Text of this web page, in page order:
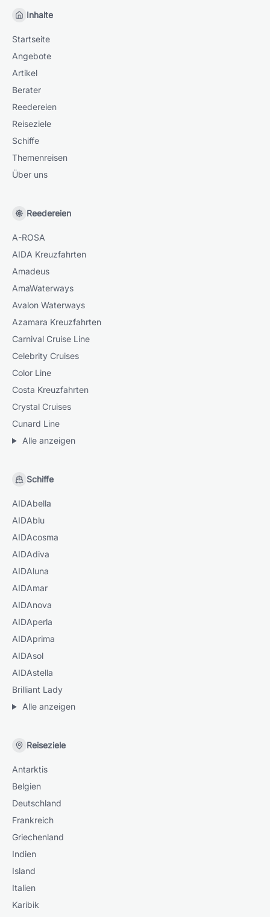
Inhalte
Startseite
Angebote
Artikel
Berater
Reedereien
Reiseziele
Schiffe
Themenreisen
Über uns
Reedereien
A-ROSA
AIDA Kreuzfahrten
Amadeus
AmaWaterways
Avalon Waterways
Azamara Kreuzfahrten
Carnival Cruise Line
Celebrity Cruises
Color Line
Costa Kreuzfahrten
Crystal Cruises
Cunard Line
Alle anzeigen
Schiffe
AIDAbella
AIDAblu
AIDAcosma
AIDAdiva
AIDAluna
AIDAmar
AIDAnova
AIDAperla
AIDAprima
AIDAsol
AIDAstella
Brilliant Lady
Alle anzeigen
Reiseziele
Antarktis
Belgien
Deutschland
Frankreich
Griechenland
Indien
Island
Italien
Karibik